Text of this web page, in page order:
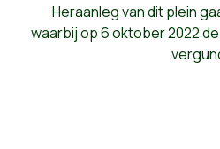
Heraanleg van dit plein
waarbij op 6 oktober 2022